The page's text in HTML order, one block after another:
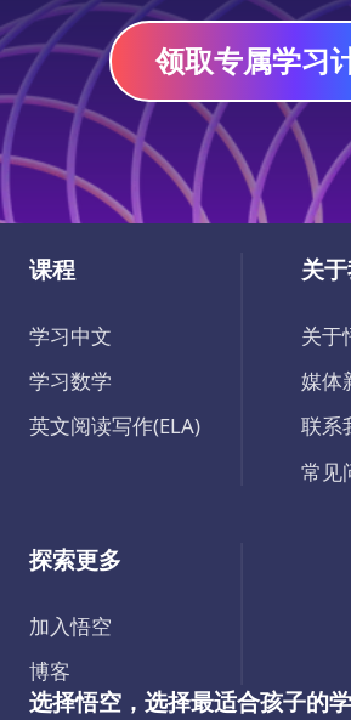
领取专属学习
课程
学习中文
学习数学
英文阅读写作(ELA)
关
关于
媒体
联系
常见
探索更多
加入悟空
博客
选择悟空，选择最适合孩子的